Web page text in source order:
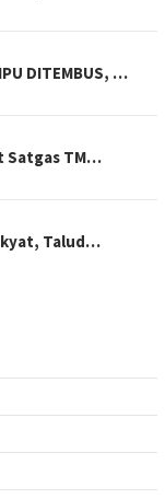
DITEMBUS, …
Satgas TM…
Talud…